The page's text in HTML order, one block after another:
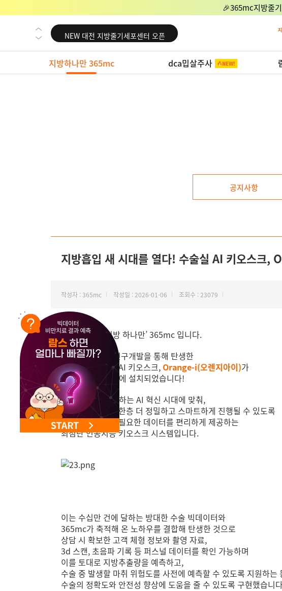
🎉365mc지방줄
NEW 교대 지방줄기세포센터 오픈
NEW 대전 지방줄기세포센터 오픈
NEW 노원 지방줄기세포센터 오픈
NEW 미국 LA점 오픈
지방하나만 365mc dca밉살주사
공지사항
지방흡입 새 시대를 열다! 수술실 AI 키오스크,
작성자 : 365mc 작성일 : 2026-01-06 조회수 : 23079
안녕하세요, ‘지방 하나만’ 365mc 입니다.
365mc의 자체 연구개발을 통해 탄생한
지방흡입 수술실AI 키오스크, Orange-i(오렌지아이)가
전국365mc병원에 설치되었습니다!
Orange-i는 급변하는 AI 혁신 시대에 맞춰,
지방흡입 수술이 한층 더 정밀하고 스마트하게 진행될 수 있도록
수술 집도의에게 필요한 데이터를 편리하게 제공하는
최첨단 인공지능 키오스크 시스템입니다.
이는 수십만 건에 달하는 방대한 수술 빅데이터와
365mc가 축적해 온 노하우를 결합해 탄생한 것으로
상담 시 확보한 고객 체형 정보와 촬영 자료,
3d 스캔, 초음파 기록 등 퍼스널 데이터를 확인 가능하며
이를 토대로 지방추출량을 예측하고,
수술 중 발생할 마취 위험도를 사전에 예측할 수 있도록 지원하는
수술의 정확도와 안전성 향상에 도움을 줄 수 있도록 구현했습니